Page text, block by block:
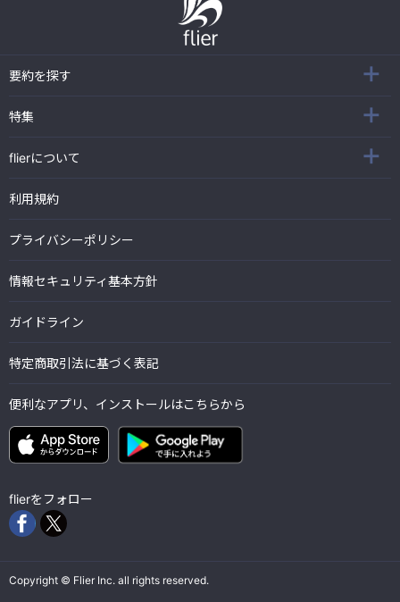
要約を探す
特集
flierについて
利用規約
プライバシーポリシー
情報セキュリティ基本方針
ガイドライン
特定商取引法に基づく表記
便利なアプリ、インストールはこちらから
flierをフォロー
Copyright © Flier Inc. all rights reserved.